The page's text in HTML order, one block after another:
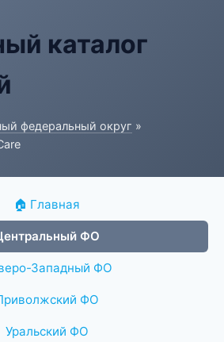
каталог
федеральный округ »
🏠 Главная
ФО
Западный ФО
ФО
Уральский ФО